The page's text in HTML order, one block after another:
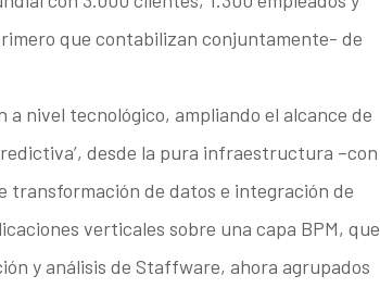
que contabilizan conjuntamente- de
nivel tecnológico, ampliando el alcance de
desde la pura infraestructura –con
transformación de datos e integración de
verticales sobre una capa BPM, que
y análisis de Staffware, ahora agrupados